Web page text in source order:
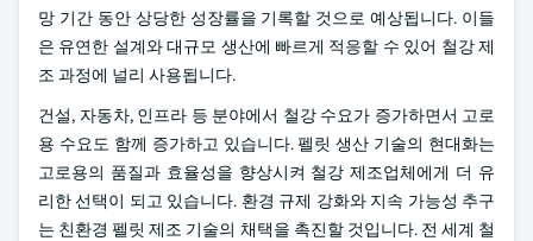
망 기간 동안 상당한 성장률을 기록할 것으로 예상됩니다. 이들
은 유연한 설계와 대규모 생산에 빠르게 적응할 수 있어 철강 제
조 과정에 널리 사용됩니다.
건설, 자동차, 인프라 등 분야에서 철강 수요가 증가하면서 고로
용 수요도 함께 증가하고 있습니다. 펠릿 생산 기술의 현대화는
고로용의 품질과 효율성을 향상시켜 철강 제조업체에게 더 유
리한 선택이 되고 있습니다. 환경 규제 강화와 지속 가능성 추구
는 친환경 펠릿 제조 기술의 채택을 촉진할 것입니다. 전 세계 철